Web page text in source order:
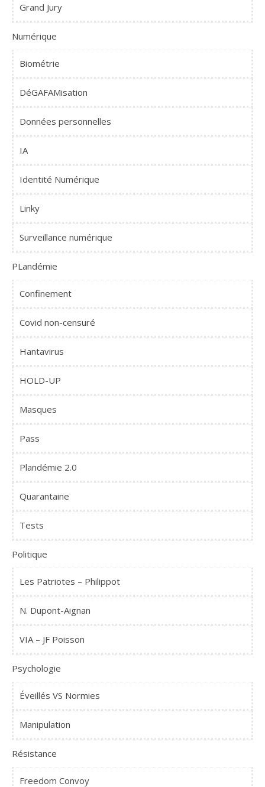
Grand Jury
Numérique
Biométrie
DéGAFAMisation
Données personnelles
IA
Identité Numérique
Linky
Surveillance numérique
PLandémie
Confinement
Covid non-censuré
Hantavirus
HOLD-UP
Masques
Pass
Plandémie 2.0
Quarantaine
Tests
Politique
Les Patriotes – Philippot
N. Dupont-Aignan
VIA – JF Poisson
Psychologie
Éveillés VS Normies
Manipulation
Résistance
Freedom Convoy